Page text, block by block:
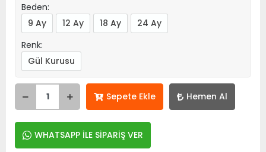
Beden:
9 Ay
12 Ay 18 Ay
24 Ay
Renk:
Gül Kurusu
Sepete Ekle Hemen Al
WHATSAPP İLE SİPARİŞ VER